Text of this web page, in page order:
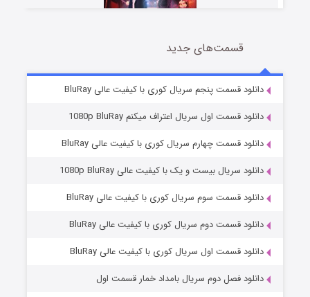
سریال زشت
قسمت5 (زیرنویس) منتشر شد
وستی ها
قسمت1 (زیرنویس) منتشر شد
قسمت‌های جدید
دانلود قسمت پنجم سریال کوری با کیفیت عالی BluRay
دانلود قسمت اول سریال اعتراف میکنم 1080p BluRay
دانلود قسمت چهارم سریال کوری با کیفیت عالی BluRay
دانلود سریال بیست و یک با کیفیت عالی 1080p BluRay
دانلود قسمت سوم سریال کوری با کیفیت عالی BluRay
دانلود قسمت دوم سریال کوری با کیفیت عالی BluRay
دانلود قسمت اول سریال کوری با کیفیت عالی BluRay
دانلود فصل دوم سریال بامداد خمار قسمت اول